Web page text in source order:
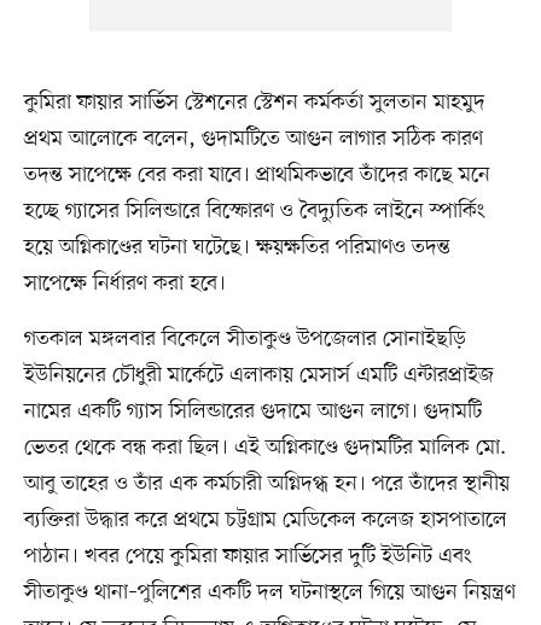
কুমিরা ফায়ার সার্ভিস স্টেশনের স্টেশন কর্মকর্তা সুলতান মাহমুদ
প্রথম আলোকে বলেন, গুদামটিতে আগুন লাগার সঠিক কারণ
তদন্ত সাপেক্ষে বের করা যাবে। প্রাথমিকভাবে তাঁদের কাছে মনে
হচ্ছে গ্যাসের সিলিন্ডারে বিস্ফোরণ ও বৈদ্যুতিক লাইনে স্পার্কিং
হয়ে অগ্নিকাণ্ডের ঘটনা ঘটেছে। ক্ষয়ক্ষতির পরিমাণও তদন্ত
সাপেক্ষে নির্ধারণ করা হবে।
গতকাল মঙ্গলবার বিকেলে সীতাকুণ্ড উপজেলার সোনাইছড়ি
ইউনিয়নের চৌধুরী মার্কেটে এলাকায় মেসার্স এমটি এন্টারপ্রাইজ
নামের একটি গ্যাস সিলিন্ডারের গুদামে আগুন লাগে। গুদামটি
ভেতর থেকে বন্ধ করা ছিল। এই অগ্নিকাণ্ডে গুদামটির মালিক মো.
আবু তাহের ও তাঁর এক কর্মচারী অগ্নিদগ্ধ হন। পরে তাঁদের স্থানীয়
ব্যক্তিরা উদ্ধার করে প্রথমে চট্টগ্রাম মেডিকেল কলেজ হাসপাতালে
পাঠান। খবর পেয়ে কুমিরা ফায়ার সার্ভিসের দুটি ইউনিট এবং
সীতাকুণ্ড থানা–পুলিশের একটি দল ঘটনাস্থলে গিয়ে আগুন নিয়ন্ত্রণ